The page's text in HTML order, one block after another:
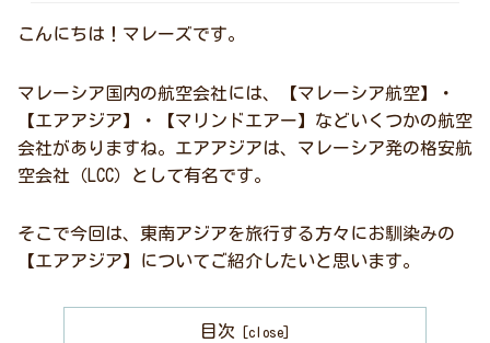
こんにちは！マレーズです。
マレーシア国内の航空会社には、【マレーシア航空】・
【エアアジア】・【マリンドエアー】などいくつかの航空
会社がありますね。エアアジアは、マレーシア発の格安航
空会社（LCC）として有名です。
そこで今回は、東南アジアを旅行する方々にお馴染みの
【エアアジア】についてご紹介したいと思います。
目次